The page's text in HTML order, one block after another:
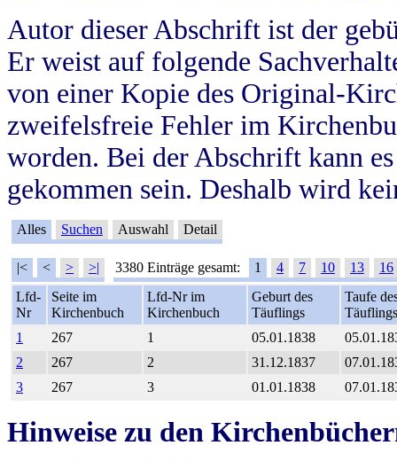
Autor dieser Abschrift ist der
Er weist auf folgende
von einer Kopie des Original-
zweifelsfreie Fehler im
worden. Bei der Abschrift kann
gekommen sein. Deshalb wird
Alles Suchen Auswahl Detail
|< < > >| 3380 Einträge gesamt: 1 4 7 10 13
16
Lfd-
Nr
Seite im
Kirchenbuch
Lfd-Nr im
Kirchenbuch
Geburt des
Täuflings
Taufe
Täuflings
1
267 1 05.01.1838
2
267 2 31.12.1837
3
267 3 01.01.1838
Hinweise zu den